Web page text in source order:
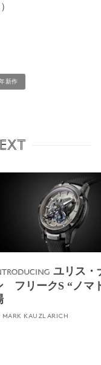
新作
ユリス・
フリークS “ノマ
MARK KAUZLARICH